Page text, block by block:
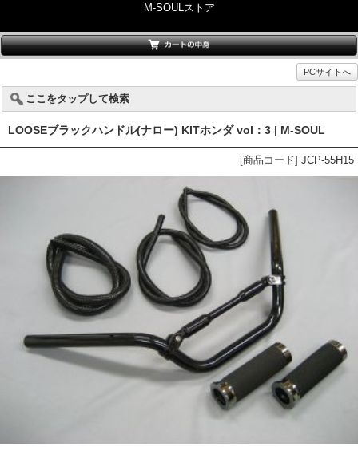
M-SOULストア
PCサイトへ
ここをタップして検索
LOOSEブラックハンドル(ナロー) KITホンダ vol：3 | M-SOUL
[商品コード] JCP-55H15